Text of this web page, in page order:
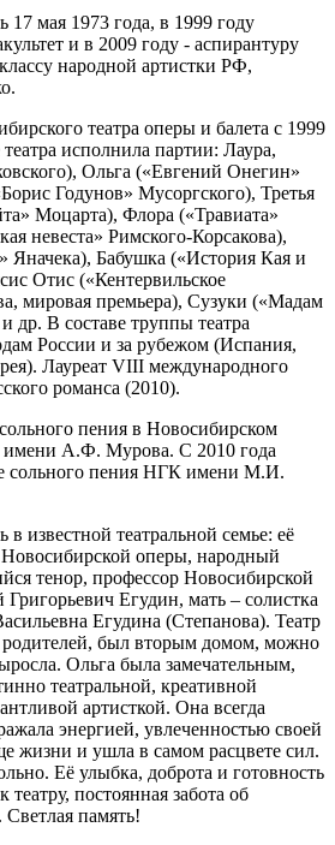
17 мая 1973 года, в 1999 году
и в 2009 году - аспирантуру
народной артистки РФ,
театра оперы и балета с 1999
исполнила партии: Лаура,
Ольга («Евгений Онегин»
Годунов» Мусоргского), Третья
Моцарта), Флора («Травиата»
невеста» Римского-Корсакова),
Яначека), Бабушка («История Кая и
Отис («Кентервильское
мировая премьера), Сузуки («Мадам
др. В составе труппы театра
России и за рубежом (Испания,
Лауреат VIII международного
романса (2010).
пения в Новосибирском
имени А.Ф. Мурова. С 2010 года
сольного пения НГК имени М.И.
в известной театральной семье: её
оперы, народный
тенор, профессор Новосибирской
Егудин, мать – солистка
Егудина (Степанова). Театр
родителей, был вторым домом, можно
Ольга была замечательным,
театральной, креативной
артисткой. Она всегда
энергией, увлеченностью своей
жизни и ушла в самом расцвете сил.
Её улыбка, доброта и готовность
постоянная забота об
память!